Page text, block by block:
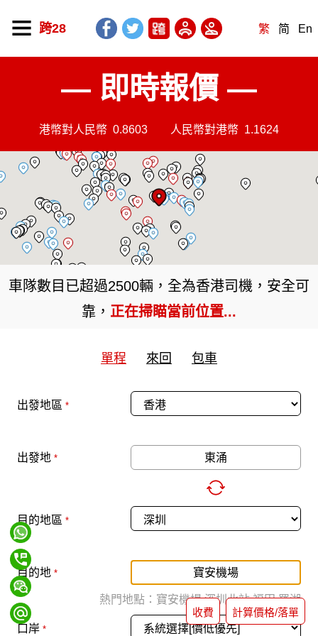
跨28 繁 简 En
— 即時報價 —
港幣對人民幣 0.8603 人民幣對港幣 1.1624
車隊數目已超過2500輛，全為香港司機，安全可
靠， 正在掃瞄當前位置...
單程 來回 包車
出發地區 *
出發地 *
目的地區 *
目的地 *
熱門地點： 寶安機場 深圳北站 福田 羅湖
口岸 *
計算價格/落單
收費